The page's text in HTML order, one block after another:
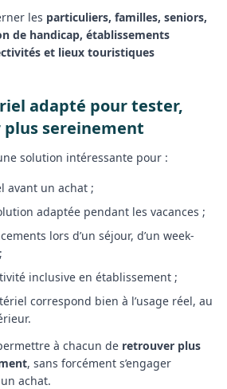
les particuliers, familles, seniors,
de handicap, établissements
et lieux touristiques
adapté pour tester,
sereinement
solution intéressante pour :
avant un achat ;
adaptée pendant les vacances ;
lors d’un séjour, d’un week-
inclusive en établissement ;
correspond bien à l’usage réel, au
à chacun de retrouver plus
, sans forcément s’engager
achat.